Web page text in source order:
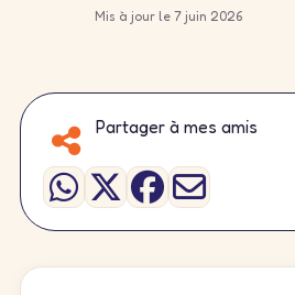
Mis à jour le 7 juin 2026
Partager à mes amis